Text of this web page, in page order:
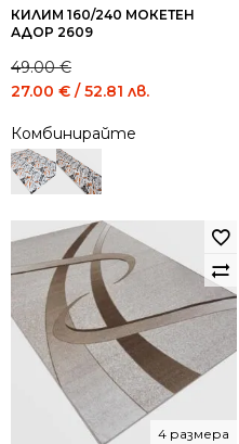
КИЛИМ 160/240 МОКЕТЕН
АДОР 2609
49.00€
Original
was:
49.00 €
/
лв..
27.00 € / 52.81 лв.
Комбинирайте
4 размера